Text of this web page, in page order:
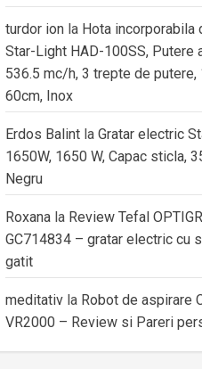
turdor ion la Hota incorporabila
Star-Light HAD-100SS, Putere
536.5 mc/h, 3 trepte de putere,
60cm, Inox
Erdos Balint laGratar electric
1650W, 1650 W, Capac sticla,
Negru
Roxana la Review Tefal
GC714834 – gratar electric cu
gatit
meditativ la Robot de aspirare
VR2000 – Review si Pareri